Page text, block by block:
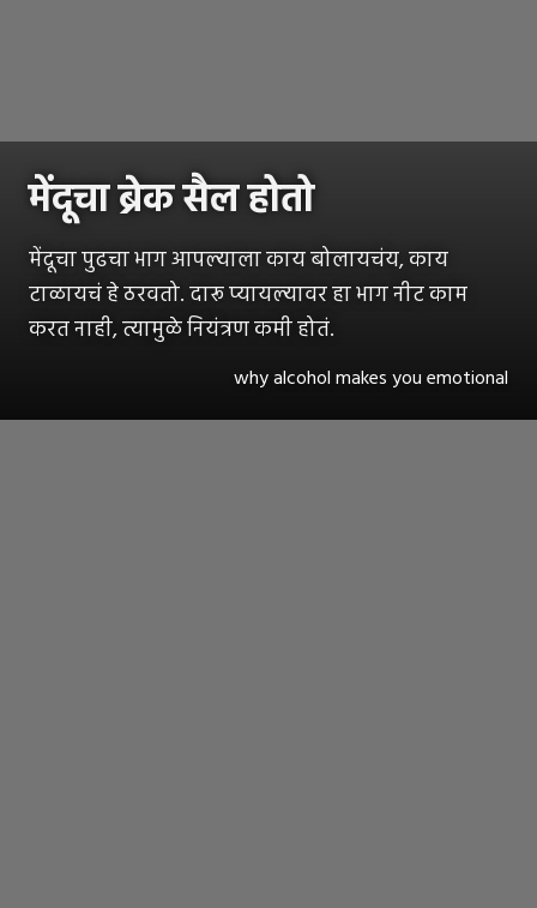
मेंदूचा ब्रेक सैल होतो
मेंदूचा पुढचा भाग आपल्याला काय बोलायचंय, काय
टाळायचं हे ठरवतो. दारू प्यायल्यावर हा भाग नीट काम
करत नाही, त्यामुळे नियंत्रण कमी होतं.
why alcohol makes you emotional